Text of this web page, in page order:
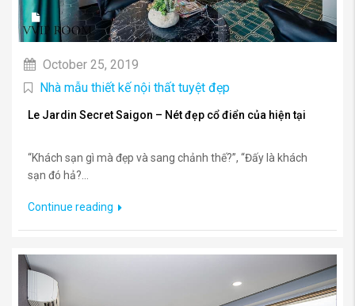
October 25, 2019
Nhà mẫu thiết kế nội thất tuyệt đẹp
Le Jardin Secret Saigon – Nét đẹp cổ điển của hiện tại
“Khách sạn gì mà đẹp và sang chảnh thế?”, “Đấy là khách
sạn đó hả?...
Continue reading